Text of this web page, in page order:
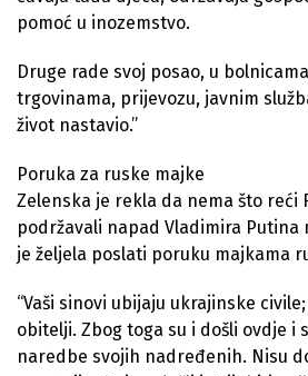
pomoć u inozemstvo.
Druge rade svoj posao, u
trgovinama, prijevozu, javnim
život nastavio.”
Poruka za ruske majke
Zelenska je rekla da nema što reći
podržavali napad Vladimira Putina
je željela poslati poruku majkama
“Vaši sinovi ubijaju ukrajinske
obitelji. Zbog toga su i došli ovdje i
naredbe svojih nadređenih. Nisu